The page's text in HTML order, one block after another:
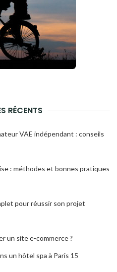
RÉCENTS
VAE indépendant : conseils
: méthodes et bonnes pratiques
pour réussir son projet
un site e-commerce ?
un hôtel spa à Paris 15